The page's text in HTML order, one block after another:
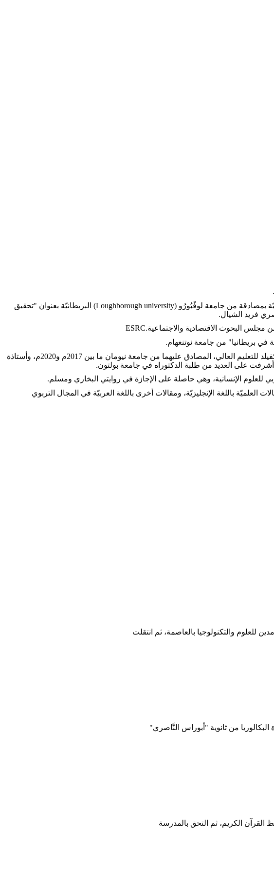
.
(Loughborough university) البريطانيّة بعنوان "تحقيق
فريد الشيال.
البحوث الاقتصادية والاجتماعيةESRC.
.
عملت أستاذة محاضرة ومشرفة على برنامجي الماجستير للتعليم الإسلامي والدراسات الإسلاميّة بمعهد ماركفيلد للتعليم العالي، المصادق عليهما من جامعة نيومان ما بين 2017م و2020م، وأستاذة
.
.
باللغة الإنجليزيّة، ومقالات أخرى باللغة العربيّة في المجال التربوي